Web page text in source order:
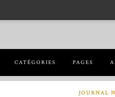
CATÉGORIES PAGES
JOURNAL